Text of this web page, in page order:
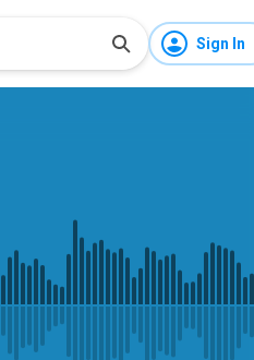
Sign In